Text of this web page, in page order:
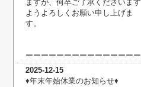
ますが、何卒ご了承くださいます
ようよろしくお願い申し上げま
す。
ーーーーーーーーーーーーーーー
2025-12-15
♦︎年末年始休業のお知らせ♦︎